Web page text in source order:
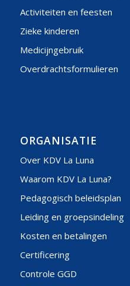
Activiteiten en feesten
Zieke kinderen
Medicijngebruik
Overdrachtsformulieren
ORGANISATIE
Over KDV La Luna
Waarom KDV La Luna?
Pedagogisch beleidsplan
Leiding en groepsindeling
Kosten en betalingen
Certificering
Controle GGD